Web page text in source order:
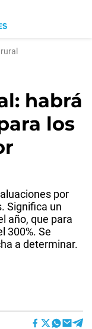
habrá
los
por
Significa un
año, que para
300%. Se
a determinar.